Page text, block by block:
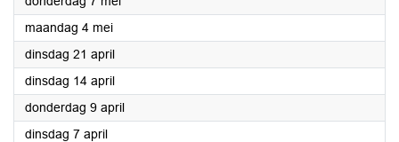
maandag 4 mei2026
dinsdag 21 april2026
dinsdag 14 april2026
donderdag 9 april2026
dinsdag 7 april2026